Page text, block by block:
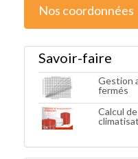
Nos coordonnées
Savoir-faire
Gestion
fermés
Calcul